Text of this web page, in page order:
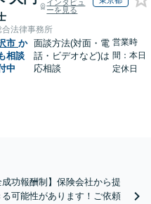
インタビュ
ーを見る
合法律事務所
市 か
相談
中
面談方法(対面・電
話・ビデオなど)は
応相談
営業時
間：本日
定休日
功報酬制】保険会社から提
可能性があります！ご依頼